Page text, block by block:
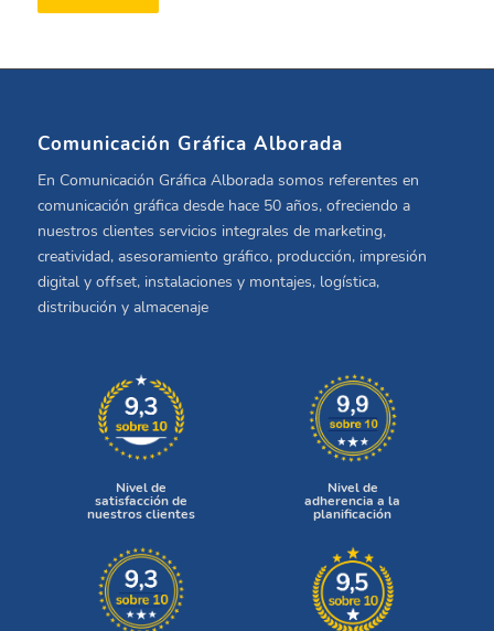
Comunicación Gráfica Alborada
En Comunicación Gráfica Alborada somos referentes en
comunicación gráfica desde hace 50 años, ofreciendo a
nuestros clientes servicios integrales de marketing,
creatividad, asesoramiento gráfico, producción, impresión
digital y offset, instalaciones y montajes, logística,
distribución y almacenaje
Nivel de
satisfacción de
nuestros clientes
Nivel de
adherencia a la
planificación